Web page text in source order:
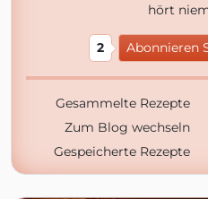
hört
2 Abonnieren
Gesammelte Rezepte
Zum Blog wechseln
Gespeicherte Rezepte